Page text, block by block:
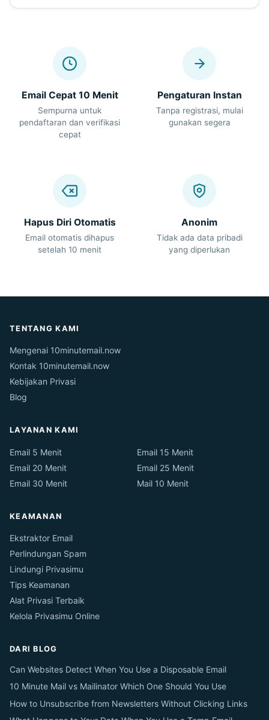
Email Cepat 10 Menit
Sempurna untuk
pendaftaran dan verifikasi
cepat
Pengaturan Instan
Tanpa registrasi, mulai
gunakan segera
Hapus Diri Otomatis
Email otomatis dihapus
setelah 10 menit
Anonim
Tidak ada data pribadi
yang diperlukan
TENTANG KAMI
Mengenai 10minutemail.now
Kontak 10minutemail.now
Kebijakan Privasi
Blog
LAYANAN KAMI
Email 5 Menit
Email 15 Menit
Email 20 Menit
Email 25 Menit
Email 30 Menit
Mail 10 Menit
KEAMANAN
Ekstraktor Email
Perlindungan Spam
Lindungi Privasimu
Tips Keamanan
Alat Privasi Terbaik
Kelola Privasimu Online
DARI BLOG
Can Websites Detect When You Use a Disposable Email
10 Minute Mail vs Mailinator Which One Should You Use
How to Unsubscribe from Newsletters Without Clicking Links